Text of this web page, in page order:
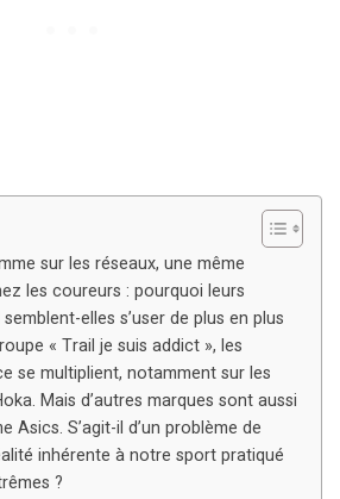
sur les réseaux, une même
les coureurs : pourquoi leurs
elles s’user de plus en plus
« Trail je suis addict », les
se multiplient, notamment sur les
Mais d’autres marques sont aussi
Asics. S’agit-il d’un problème de
inhérente à notre sport pratiqué
?